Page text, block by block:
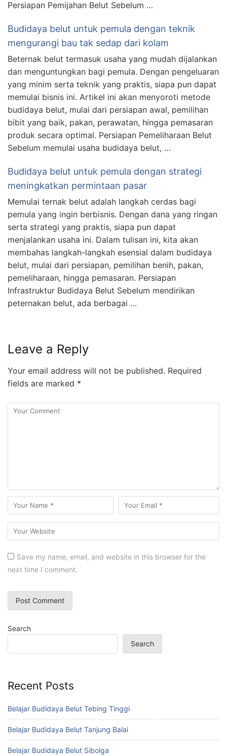
Persiapan Pemijahan Belut Sebelum …
Budidaya belut untuk pemula dengan teknik
mengurangi bau tak sedap dari kolam
Beternak belut termasuk usaha yang mudah dijalankan
dan menguntungkan bagi pemula. Dengan pengeluaran
yang minim serta teknik yang praktis, siapa pun dapat
memulai bisnis ini. Artikel ini akan menyoroti metode
budidaya belut, mulai dari persiapan awal, pemilihan
bibit yang baik, pakan, perawatan, hingga pemasaran
produk secara optimal. Persiapan Pemeliharaan Belut
Sebelum memulai usaha budidaya belut, …
Budidaya belut untuk pemula dengan strategi
meningkatkan permintaan pasar
Memulai ternak belut adalah langkah cerdas bagi
pemula yang ingin berbisnis. Dengan dana yang ringan
serta strategi yang praktis, siapa pun dapat
menjalankan usaha ini. Dalam tulisan ini, kita akan
membahas langkah-langkah esensial dalam budidaya
belut, mulai dari persiapan, pemilihan benih, pakan,
pemeliharaan, hingga pemasaran. Persiapan
Infrastruktur Budidaya Belut Sebelum mendirikan
peternakan belut, ada berbagai …
Leave a Reply
Your email address will not be published. Required
fields are marked *
Save my name, email, and website in this browser for the
next time I comment.
Search
Search
Recent Posts
Belajar Budidaya Belut Tebing Tinggi
Belajar Budidaya Belut Tanjung Balai
Belajar Budidaya Belut Sibolga